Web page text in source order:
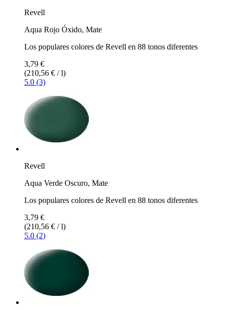
Revell
Aqua Rojo Óxido, Mate
Los populares colores de Revell en 88 tonos diferentes
3,79 €
(210,56 € / l)
5.0 (3)
Revell
Aqua Verde Oscuro, Mate
Los populares colores de Revell en 88 tonos diferentes
3,79 €
(210,56 € / l)
5.0 (2)